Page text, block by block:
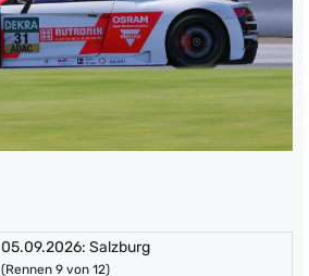
05.09.2026: Salzburg
(Rennen 9 von 12)